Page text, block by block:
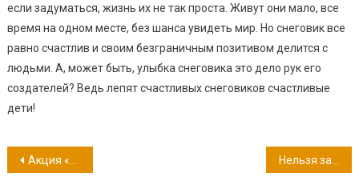
если задуматься, жизнь их не так проста. Живут они мало, все
время на одном месте, без шанса увидеть мир. Но снеговик все
равно счастлив и своим безграничным позитивом делится с
людьми. А, может быть, улыбка снеговика это дело рук его
создателей? Ведь лепят счастливых снеговиков счастливые
дети!
Навигация
Акция «Дарите книги с любовью – 2024»